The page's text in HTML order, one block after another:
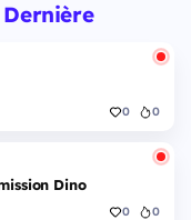
0 0
Dino
0 0